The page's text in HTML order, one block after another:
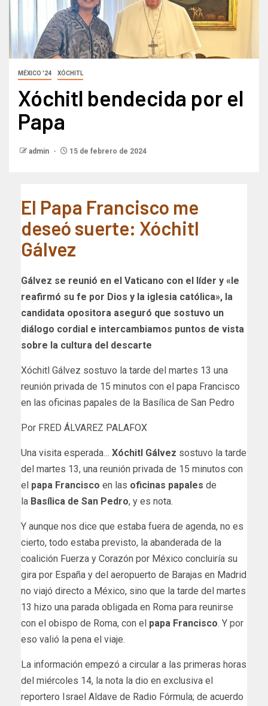
MÉXICO '24 XÓCHITL
Xóchitl bendecida por el
Papa
admin 15 de febrero de 2024
El Papa Francisco me
deseó suerte: Xóchitl
Gálvez
Gálvez se reunió en el Vaticano con el líder y «le
reafirmó su fe por Dios y la iglesia católica», la
candidata opositora aseguró que sostuvo un
diálogo cordial e intercambiamos puntos de vista
sobre la cultura del descarte
Xóchitl Gálvez sostuvo la tarde del martes 13 una
reunión privada de 15 minutos con el papa Francisco
en las oficinas papales de la Basílica de San Pedro
Por FRED ÁLVAREZ PALAFOX
Una visita esperada… Xóchitl Gálvez sostuvo la tarde
del martes 13, una reunión privada de 15 minutos con
el papa Francisco en las oficinas papales de
la Basílica de San Pedro, y es nota.
Y aunque nos dice que estaba fuera de agenda, no es
cierto, todo estaba previsto, la abanderada de la
coalición Fuerza y Corazón por México concluiría su
gira por España y del aeropuerto de Barajas en Madrid
no viajó directo a México, sino que la tarde del martes
13 hizo una parada obligada en Roma para reunirse
con el obispo de Roma, con el papa Francisco. Y por
eso valió la pena el viaje.
La información empezó a circular a las primeras horas
del miércoles 14, la nota la dio en exclusiva el
reportero Israel Aldave de Radio Fórmula; de acuerdo